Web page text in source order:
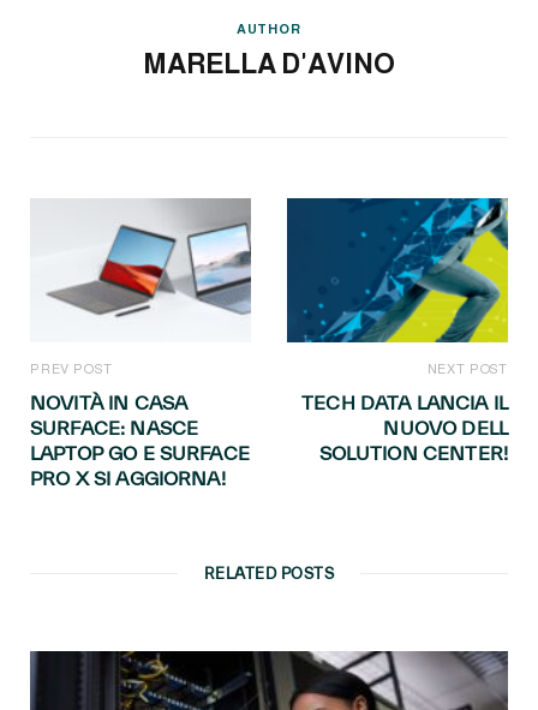
AUTHOR
MARELLA D'AVINO
PREV POST
NOVITÀ IN CASA
SURFACE: NASCE
LAPTOP GO E SURFACE
PRO X SI AGGIORNA!
NEXT POST
TECH DATA LANCIA IL
NUOVO DELL
SOLUTION CENTER!
RELATED POSTS